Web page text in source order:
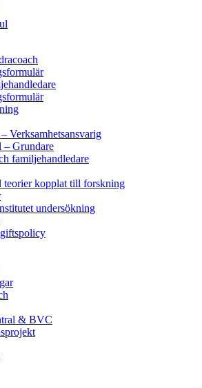
Verksamhetsansvarig
– Grundare
familjehandledare
teorier kopplat till forskning
undersökning
& BVC